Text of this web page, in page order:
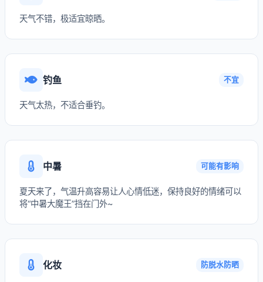
天气不错，极适宜晾晒。
钓鱼 不宜
天气太热，不适合垂钓。
中暑 可能有影响
夏天来了，气温升高容易让人心情低迷，保持良好的情绪可以
将“中暑大魔王”挡在门外~
化妆 防脱水防晒